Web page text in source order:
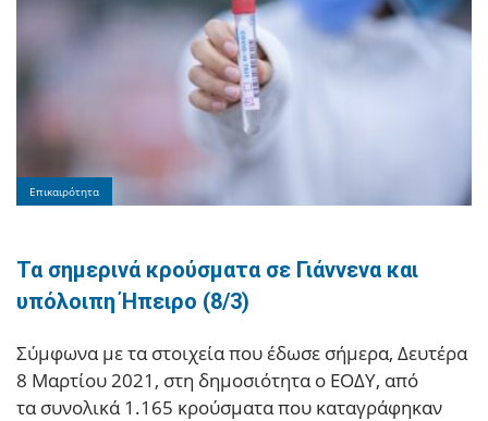
Επικαιρότητα
Τα σημερινά κρούσματα σε Γιάννενα και
υπόλοιπη Ήπειρο (8/3)
Σύμφωνα με τα στοιχεία που έδωσε σήμερα, Δευτέρα
8 Μαρτίου 2021, στη δημοσιότητα ο ΕΟΔΥ, από
τα συνολικά 1.165 κρούσματα που καταγράφηκαν